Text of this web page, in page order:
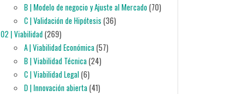
B | Modelo de negocio y Ajuste al Mercado(70)
C | Validación de Hipótesis (36)
02 | Viabilidad(269)
A | Viabilidad Económica(57)
B | Viabilidad Técnica(24)
C | Viabilidad Legal(6)
D | Innovación abierta(41)